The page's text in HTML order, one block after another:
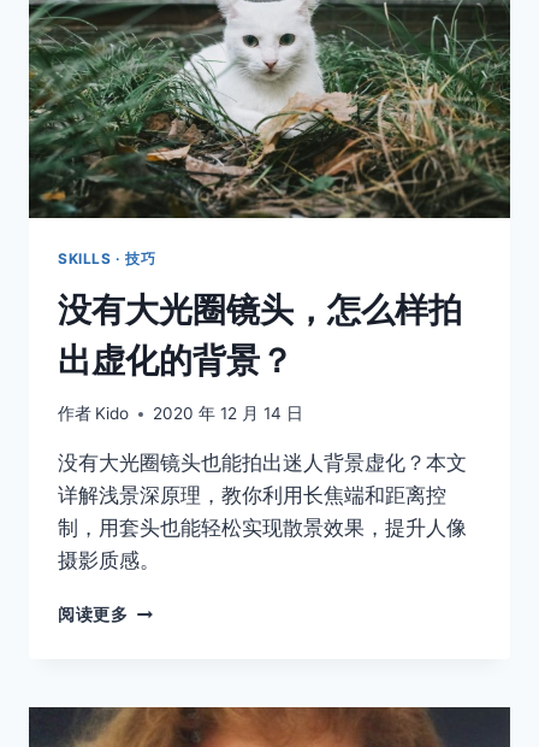
一
种
适
合
你
SKILLS · 技巧
没有大光圈镜头，怎么样拍
出虚化的背景？
作者 Kido 2020 年 12 月 14 日
没有大光圈镜头也能拍出迷人背景虚化？本文
详解浅景深原理，教你利用长焦端和距离控
制，用套头也能轻松实现散景效果，提升人像
摄影质感。
阅读更多 没
圈
镜